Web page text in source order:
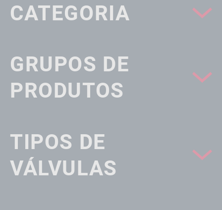
CATEGORIA
GRUPOS DE
PRODUTOS
TIPOS DE
VÁLVULAS